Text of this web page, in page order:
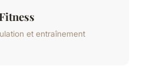
et entraînement